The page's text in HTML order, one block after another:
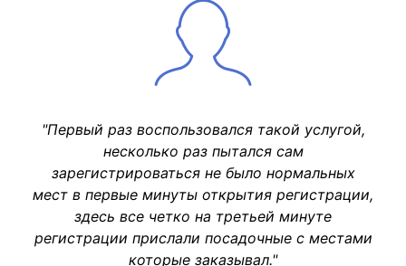
"Первый раз воспользовался такой услугой,
несколько раз пытался сам
зарегистрироваться не было нормальных
мест в первые минуты открытия регистрации,
здесь все четко на третьей минуте
регистрации прислали посадочные с местами
которые заказывал."